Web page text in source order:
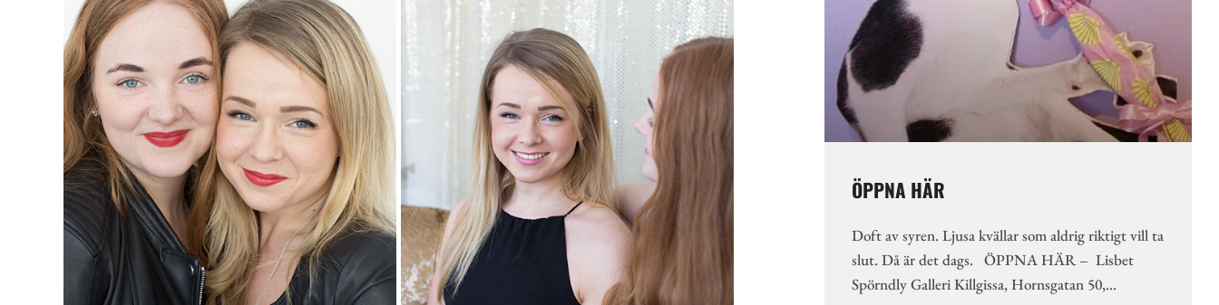
ÖPPNA HÄR
Doft av syren. Ljusa kvällar som aldrig riktigt vill ta
slut. Då är det dags. ÖPPNA HÄR – Lisbet
Spörndly Galleri Killgissa, Hornsgatan 50,…